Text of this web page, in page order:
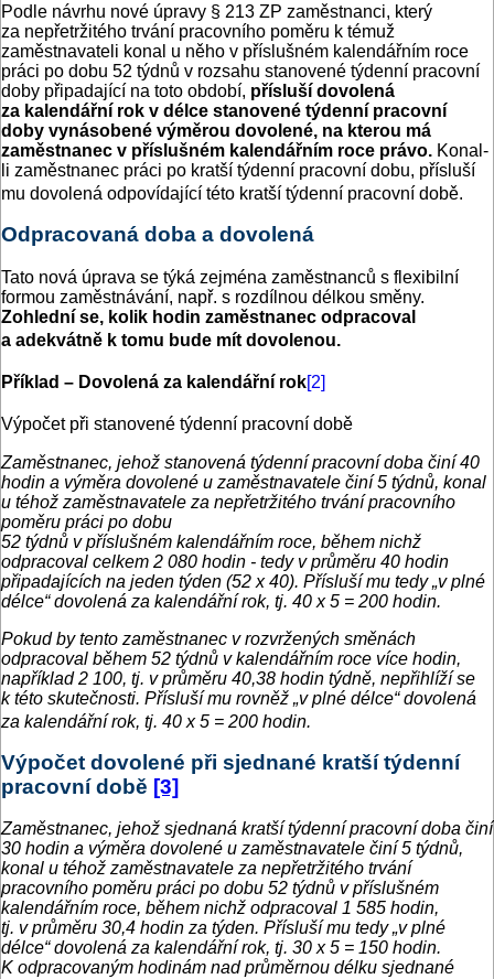
Podle návrhu nové úpravy § 213 ZP zaměstnanci, který
za nepřetržitého trvání pracovního poměru k témuž
zaměstnavateli konal u něho v příslušném kalendářním roce
práci po dobu 52 týdnů v rozsahu stanovené týdenní pracovní
doby připadající na toto období, přísluší dovolená
za kalendářní rok v délce stanovené týdenní pracovní
doby vynásobené výměrou dovolené, na kterou má
zaměstnanec v příslušném kalendářním roce právo. Konal-
li zaměstnanec práci po kratší týdenní pracovní dobu, přísluší
mu dovolená odpovídající této kratší týdenní pracovní době.
Odpracovaná doba a dovolená
Tato nová úprava se týká zejména zaměstnanců s flexibilní
formou zaměstnávání, např. s rozdílnou délkou směny.
Zohlední se, kolik hodin zaměstnanec odpracoval
a adekvátně k tomu bude mít dovolenou.
Příklad – Dovolená za kalendářní rok[2]
Výpočet při stanovené týdenní pracovní době
Zaměstnanec, jehož stanovená týdenní pracovní doba činí 40
hodin a výměra dovolené u zaměstnavatele činí 5 týdnů, konal
u téhož zaměstnavatele za nepřetržitého trvání pracovního
poměru práci po dobu
52 týdnů v příslušném kalendářním roce, během nichž
odpracoval celkem 2 080 hodin - tedy v průměru 40 hodin
připadajících na jeden týden (52 x 40). Přísluší mu tedy „v plné
délce“ dovolená za kalendářní rok, tj. 40 x 5 = 200 hodin.
Pokud by tento zaměstnanec v rozvržených směnách
odpracoval během 52 týdnů v kalendářním roce více hodin,
například 2 100, tj. v průměru 40,38 hodin týdně, nepřihlíží se
k této skutečnosti. Přísluší mu rovněž „v plné délce“ dovolená
za kalendářní rok, tj. 40 x 5 = 200 hodin.
Výpočet dovolené při sjednané kratší týdenní
pracovní době [3]
Zaměstnanec, jehož sjednaná kratší týdenní pracovní doba činí
30 hodin a výměra dovolené u zaměstnavatele činí 5 týdnů,
konal u téhož zaměstnavatele za nepřetržitého trvání
pracovního poměru práci po dobu 52 týdnů v příslušném
kalendářním roce, během nichž odpracoval 1 585 hodin,
tj. v průměru 30,4 hodin za týden. Přísluší mu tedy „v plné
délce“ dovolená za kalendářní rok, tj. 30 x 5 = 150 hodin.
K odpracovaným hodinám nad průměrnou délku sjednané